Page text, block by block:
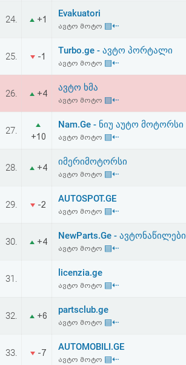
რეგისტრაცია
პაროლის
აღდგენა
HTML
კოდი
სალიცენზიო
შეთანხმება
უარყოფა
24. +1
Evakuatori
ავტო მოტო ▤⇠
25. -1
Turbo.ge - ავტო პორტალი
ავტო მოტო ▤⇠
26. +4
ავტო ხმა
ავტო მოტო ▤⇠
27.
+10
Nam.Ge - ნიუ აუტო მოტორსი
ავტო მოტო ▤⇠
28. +4
იმერიმოტორსი
ავტო მოტო ▤⇠
29. -2
AUTOSPOT.GE
ავტო მოტო ▤⇠
30. +4
NewParts.Ge - ავტონაწილები
ავტო მოტო ▤⇠
31.
licenzia.ge
ავტო მოტო ▤⇠
32. +6
partsclub.ge
ავტო მოტო ▤⇠
33. -7
AUTOMOBILI.GE
ავტო მოტო ▤⇠